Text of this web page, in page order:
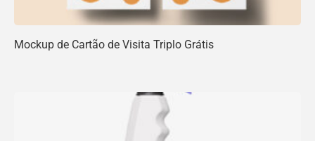
Mockup de Cartão de Visita Triplo Grátis